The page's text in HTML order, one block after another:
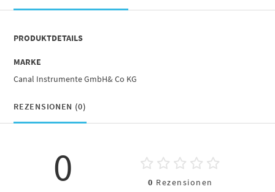
PRODUKTDETAILS
MARKE
Canal Instrumente GmbH& Co KG
REZENSIONEN (0)
0 0 Rezensionen